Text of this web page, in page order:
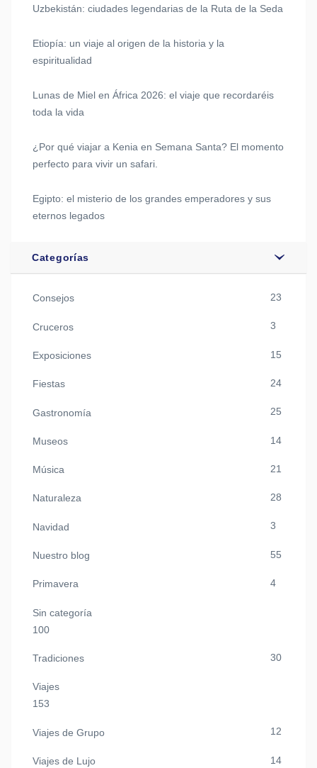
Uzbekistán: ciudades legendarias de la Ruta de la Seda
Etiopía: un viaje al origen de la historia y la
espiritualidad
Lunas de Miel en África 2026: el viaje que recordaréis
toda la vida
¿Por qué viajar a Kenia en Semana Santa? El momento
perfecto para vivir un safari.
Egipto: el misterio de los grandes emperadores y sus
eternos legados
Categorías
Consejos 23
Cruceros 3
Exposiciones 15
Fiestas 24
Gastronomía 25
Museos 14
Música 21
Naturaleza 28
Navidad 3
Nuestro blog 55
Primavera 4
Sin categoría
100
Tradiciones 30
Viajes
153
Viajes de Grupo 12
Viajes de Lujo 14